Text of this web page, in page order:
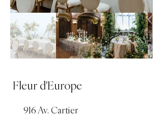
Fleur d'Europe
916 Av. Cartier